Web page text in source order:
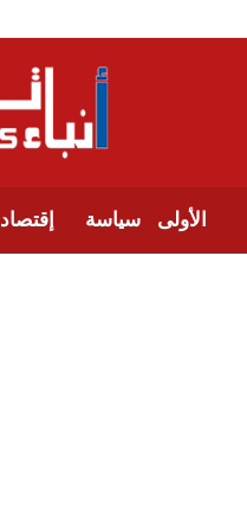
الأولى سياسة إقتصاد